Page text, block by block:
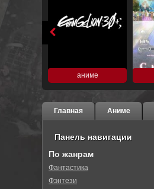
аниме
Главная Аниме
Панель навигации
По жанрам
Фантастика
Фэнтези